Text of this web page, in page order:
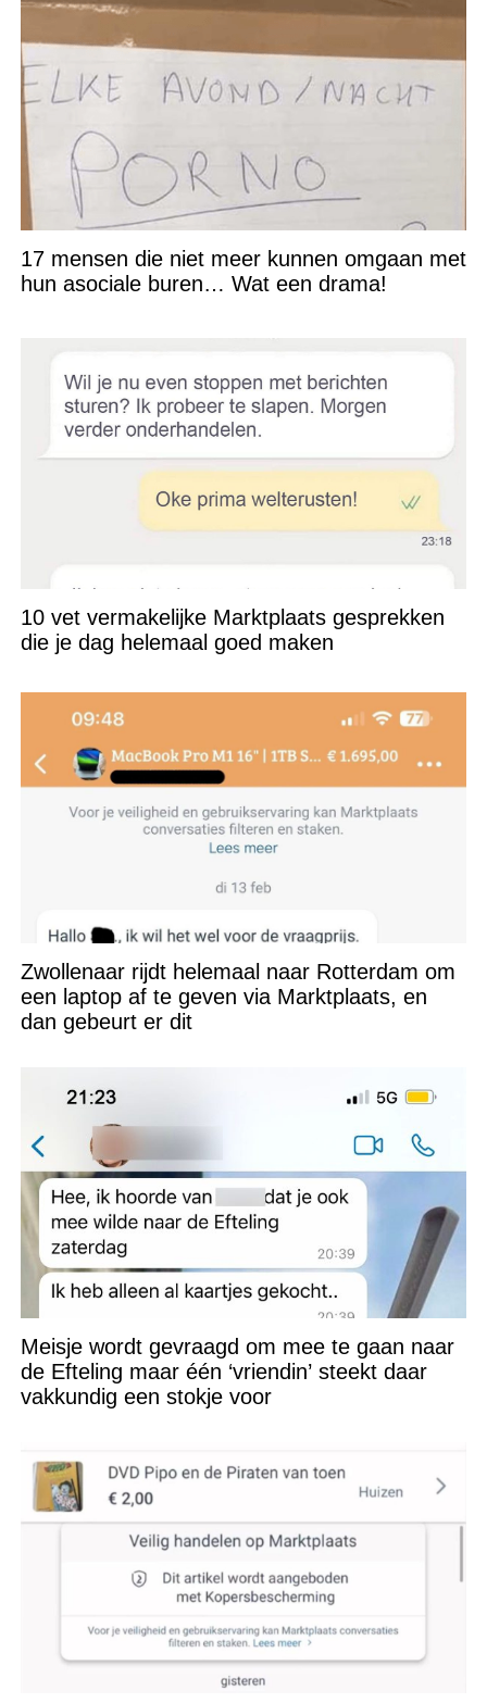
17 mensen die niet meer kunnen omgaan met
hun asociale buren… Wat een drama!
10 vet vermakelijke Marktplaats gesprekken
die je dag helemaal goed maken
Zwollenaar rijdt helemaal naar Rotterdam om
een laptop af te geven via Marktplaats, en
dan gebeurt er dit
Meisje wordt gevraagd om mee te gaan naar
de Efteling maar één ‘vriendin’ steekt daar
vakkundig een stokje voor